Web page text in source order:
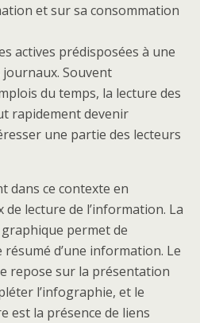
et sur sa consommation
actives prédisposées à une
Souvent
du temps, la lecture des
rapidement devenir
une partie des lecteurs
dans ce contexte en
lecture de l’information. La
permet de
d’une information. Le
repose sur la présentation
l’infographie, et le
est la présence de liens